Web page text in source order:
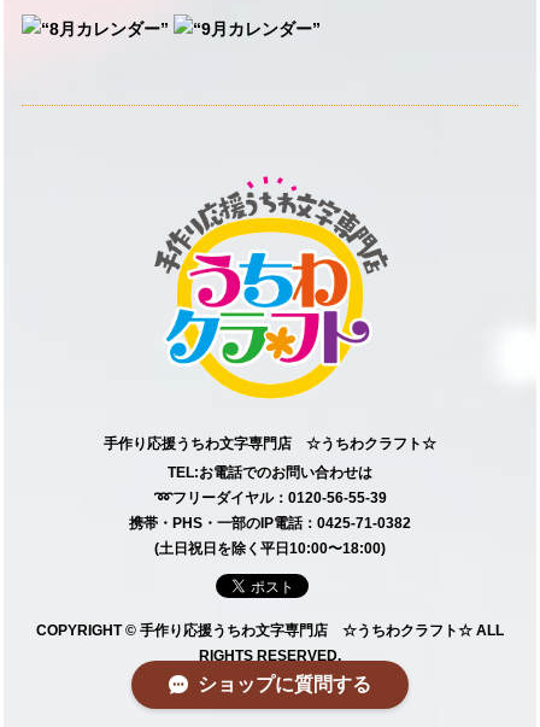
手作り応援うちわ文字専門店 ☆うちわクラフト☆
TEL:お電話でのお問い合わせは
➿フリーダイヤル：0120-56-55-39
携帯・PHS・一部のIP電話：0425-71-0382
(土日祝日を除く平日10:00〜18:00)
COPYRIGHT © 手作り応援うちわ文字専門店 ☆うちわクラフト☆ ALL
RIGHTS RESERVED.
ショップに質問する